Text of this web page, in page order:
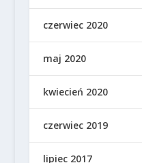
czerwiec 2020
maj 2020
kwiecień 2020
czerwiec 2019
lipiec 2017